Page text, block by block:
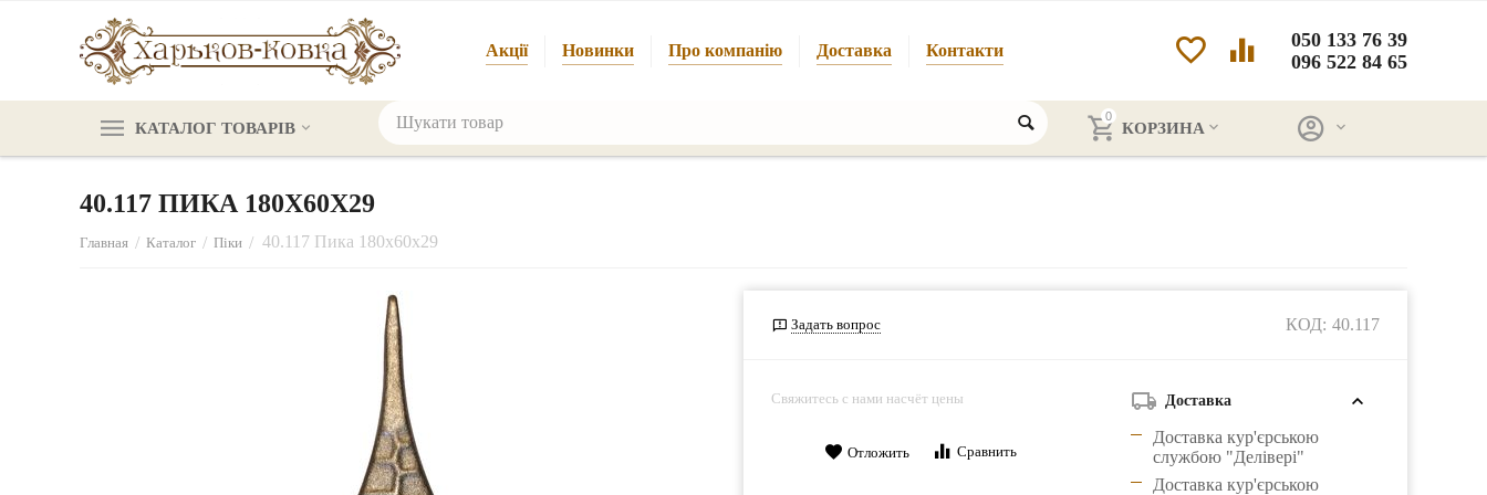
Акції Новинки Про компанію Доставка Контакти
050 133 76 39
096 522 84 65
КАТАЛОГ ТОВАРІВ
0
КОРЗИНА
40.117 ПИКА 180Х60Х29
Главная / Каталог / Піки / 40.117 Пика 180х60х29
Задать вопрос КОД: 40.117
Свяжитесь с нами насчёт цены
Отложить Сравнить
Доставка
Доставка кур'єрською
службою "Делівері"
Доставка кур'єрською